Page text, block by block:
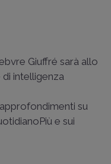
Giuffré sarà allo
intelligenza
su
e sui